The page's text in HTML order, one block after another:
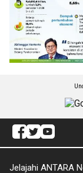
Jelajahi ANTARA